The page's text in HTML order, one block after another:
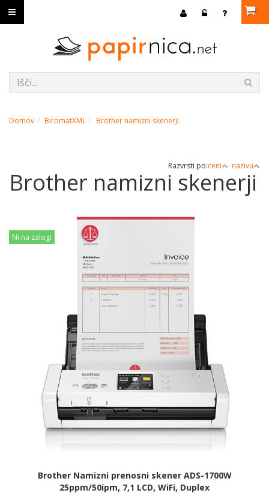
Domov BiromatXML Brother namizni skenerji
Razvrsti po:ceni nazivu
Brother namizni skenerji
Ni na zalogi
Brother Namizni prenosni skener ADS-1700W
25ppm/50ipm, 7,1 LCD, WiFi, Duplex